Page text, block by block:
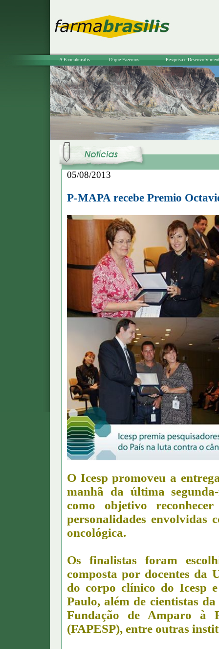
A Farmabrasilis O que Fazemos Pesquisa e
05/08/2013
P-MAPA recebe Premio
O Icesp promoveu a
manhã da última
como objetivo
personalidades envolvidas
oncológica.
Os finalistas foram
composta por docentes da
do corpo clínico do Icesp
Paulo, além de cientistas
Fundação de Amparo à
(FAPESP), entre outras